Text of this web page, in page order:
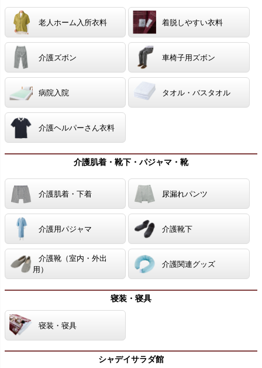
老人ホーム入所衣料 着脱しやすい衣料
介護ズボン 車椅子用ズボン
病院入院 タオル・バスタオル
介護ヘルパーさん衣料
介護肌着・靴下・パジャマ・靴
介護肌着・下着 尿漏れパンツ
介護用パジャマ 介護靴下
介護靴（室内・外出
用）
介護関連グッズ
寝装・寝具
寝装・寝具
シャデイサラダ館